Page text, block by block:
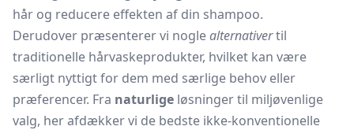
hår og reducere effekten af din shampoo.
Derudover præsenterer vi noglealternativertil
traditionelle hårvaskeprodukter, hvilket kan være
særligt nyttigt for dem med særlige behov eller
præferencer. Fra naturlige løsninger til miljøvenlige
valg, her afdækker vi de bedste ikke-konventionelle